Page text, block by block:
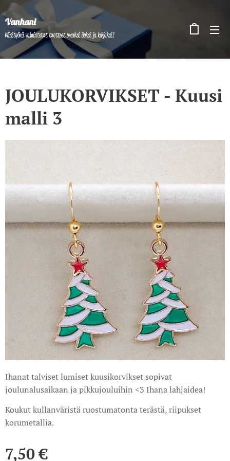
Vanhani
Käsityönä valmistetut tuotteet omaksi iloksi ja lahjaksi!
JOULUKORVIKSET - Kuusi
malli 3
Ihanat talviset lumiset kuusikorvikset sopivat
joulunalusaikaan ja pikkujouluihin <3 Ihana lahjaidea!
Koukut kullanväristä ruostumatonta terästä, riipukset
korumetallia.
7,50€